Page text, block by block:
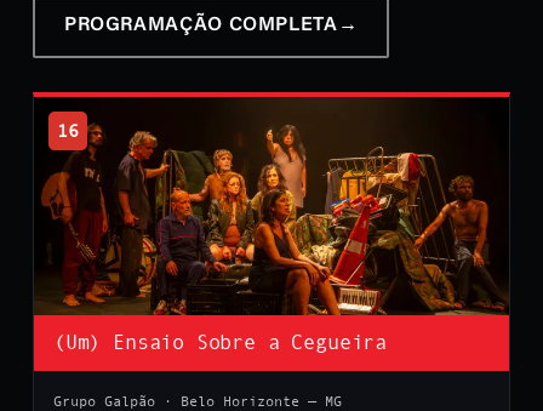
PROGRAMAÇÃO COMPLETA →
16
(Um) Ensaio Sobre a Cegueira
Grupo Galpão · Belo Horizonte — MG